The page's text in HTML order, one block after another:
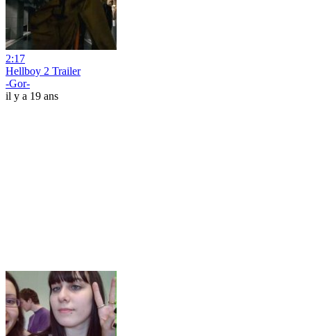
2:17
Hellboy 2 Trailer
-Gor-
il y a 19 ans